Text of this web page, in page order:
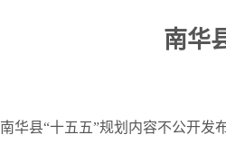
南华
华县“十五五”规划内容不公开发